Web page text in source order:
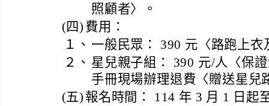
照顧者〉。
(四) 費用：
１、 一般民眾： 390 元〈路跑上
２、 星兒親子組： 390 元/人〈保
手冊現場辦理退費〈贈送星兒
(五) 報名時間： 114 年 3 月 1 日起